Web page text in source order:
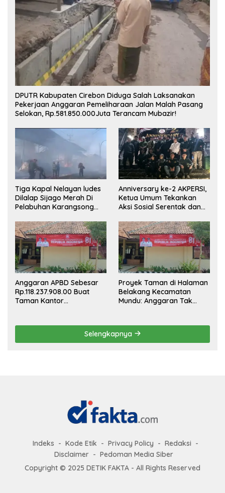
DPUTR Kabupaten Cirebon Diduga Salah Laksanakan
Pekerjaan Anggaran Pemeliharaan Jalan Malah Pasang
Selokan, Rp.581.850.000Juta Terancam Mubazir!
Tiga Kapal Nelayan ludes
Dilalap Sijago Merah Di
Pelabuhan Karangsong
Anniversary ke-2 AKPERSI,
Ketua Umum Tekankan
Aksi Sosial Serentak dan
Konstituen ke Dewan Pers
Anggaran APBD Sebesar
Rp.118.237.908.00 Buat
Taman Kantor
Dipertanggungjawabkan
Proyek Taman di Halaman
Belakang Kecamatan
Mundu: Anggaran Tak
Selengkapnya
Indeks Kode Etik Privacy Policy
Redaksi
Disclaimer
Pedoman Media Siber
Copyright © 2025 DETIK FAKTA - All Rights Reserved